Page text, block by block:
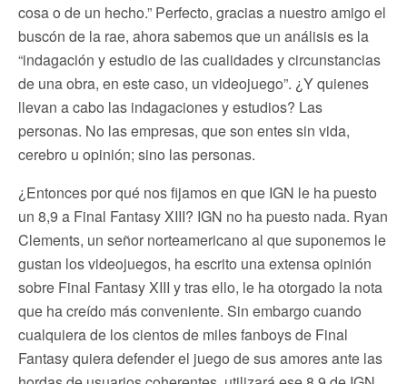
cosa o de un hecho.” Perfecto, gracias a nuestro amigo el
buscón de la rae, ahora sabemos que un análisis es la
“indagación y estudio de las cualidades y circunstancias
de una obra, en este caso, un videojuego”. ¿Y quienes
llevan a cabo las indagaciones y estudios? Las
personas. No las empresas, que son entes sin vida,
cerebro u opinión; sino las personas.
¿Entonces por qué nos fijamos en que IGN le ha puesto
un 8,9 a Final Fantasy XIII? IGN no ha puesto nada. Ryan
Clements, un señor norteamericano al que suponemos le
gustan los videojuegos, ha escrito una extensa opinión
sobre Final Fantasy XIII y tras ello, le ha otorgado la nota
que ha creído más conveniente. Sin embargo cuando
cualquiera de los cientos de miles fanboys de Final
Fantasy quiera defender el juego de sus amores ante las